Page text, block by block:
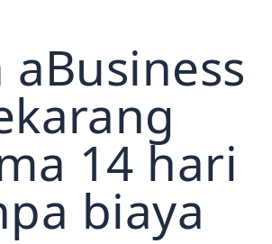
aBusiness
14 hari
biaya